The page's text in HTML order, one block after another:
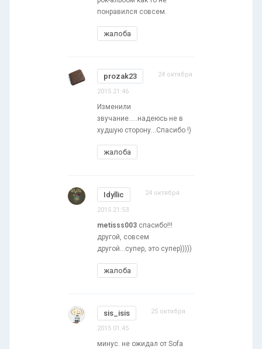
понравился совсем.
жалоба
prozak23 24 октября
2015 21:46
Изменили
звучание.....надеюсь не в
худшую сторону...Спасибо !)
жалоба
Idyllic 24 октября
2015 21:53
metisss003 спасибо!!!
другой, совсем
другой...супер, это супер)))))
жалоба
sis_isis 25 октября
2015 01:45
минус. не ожидал от Sofa